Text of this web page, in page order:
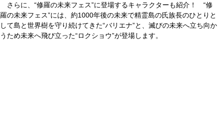
さらに、“修羅の未来フェス”に登場するキャラクターも紹介！ “修
羅の未来フェス”には、約1000年後の未来で精霊島の氏族長のひとりと
して島と世界樹を守り続けてきた“バリエナ”と、滅びの未来へ立ち向か
うため未来へ飛び立った“ロクショウ”が登場します。